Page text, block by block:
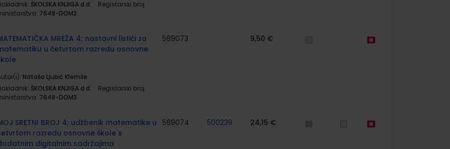
ŠKOLSKA KNJIGA d.d.
Registarski broj
7648-DOM2
MREŽA 4; nastavni listići za
u četvrtom razredu osnovne
Nataša Ljubić Klemše
ŠKOLSKA KNJIGA d.d.
Registarski broj
7648-DOM3
569073 9,50 €
SRETNI BROJ 4; udžbenik matematike u
razredu osnovne škole s
digitalnim sadržajima
569074 500239 24,15 €